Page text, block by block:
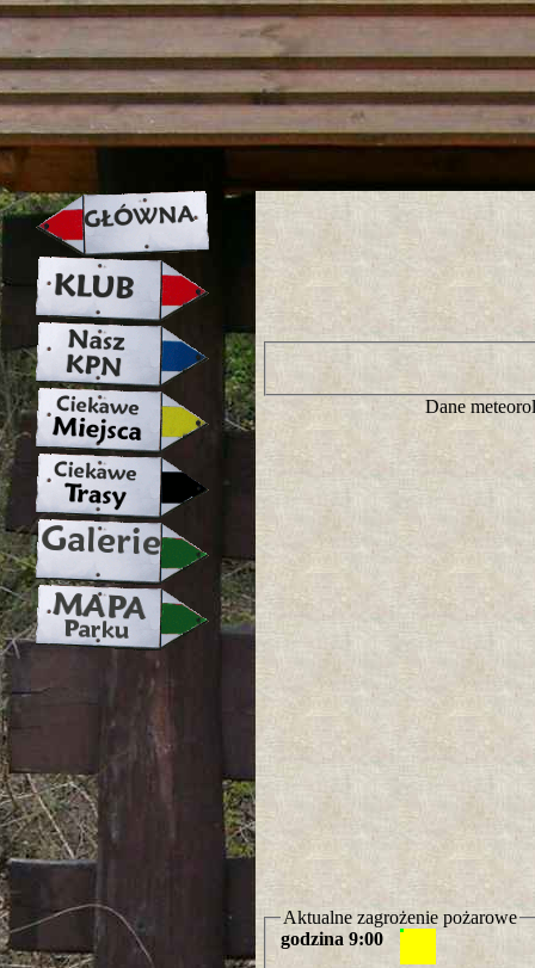
strona w naprawie zapraszamy
Dane
Aktualne zagrożenie pożarowe
godzina 9:00